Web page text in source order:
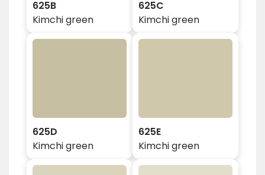
625B
Kimchi green
625C
Kimchi green
625D
Kimchi green
625E
Kimchi green